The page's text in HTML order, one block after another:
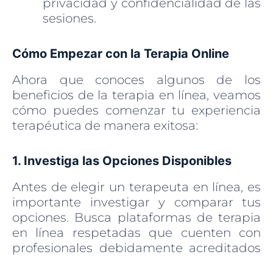
sesiones.
Cómo Empezar con la Terapia Online
Ahora que conoces algunos de los
beneficios de la terapia en línea, veamos
cómo puedes comenzar tu experiencia
terapéutica de manera exitosa:
1. Investiga las Opciones Disponibles
Antes de elegir un terapeuta en línea, es
importante investigar y comparar tus
opciones. Busca plataformas de terapia
en línea respetadas que cuenten con
profesionales debidamente acreditados